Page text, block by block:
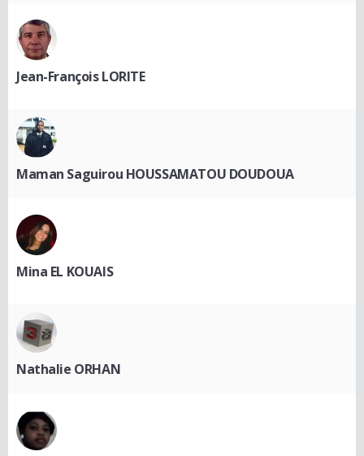
Jean-François LORITE
Maman Saguirou HOUSSAMATOU DOUDOUA
Mina EL KOUAIS
Nathalie ORHAN